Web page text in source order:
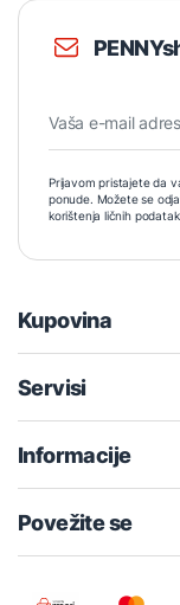
Prijavom pristajete da
ponude. Možete se
korištenja ličnih
Kupovina
Servisi
Informacije
Povežite se